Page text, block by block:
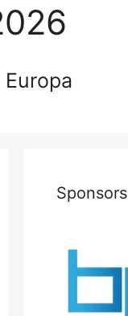
Sponsors